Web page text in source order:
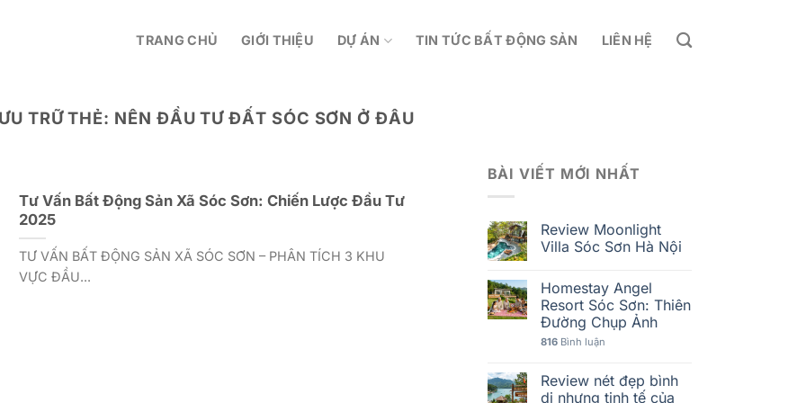
TRANG CHỦ GIỚI THIỆU DỰ ÁN TIN TỨC BẤT ĐỘNG SẢN LIÊN HỆ
TRỮ THẺ: NÊN ĐẦU TƯ ĐẤT SÓC SƠN Ở ĐÂU
Tư Vấn Bất Động Sản Xã Sóc Sơn: Chiến Lược Đầu Tư
2025
TƯ VẤN BẤT ĐỘNG SẢN XÃ SÓC SƠN – PHÂN TÍCH 3 KHU
VỰC ĐẦU...
BÀI VIẾT MỚI NHẤT
Review Moonlight
Villa Sóc Sơn Hà Nội
Homestay Angel
Resort Sóc Sơn: Thiên
Đường Chụp Ảnh
816Bình luận
Review nét đẹp bình
dị nhưng tinh tế của